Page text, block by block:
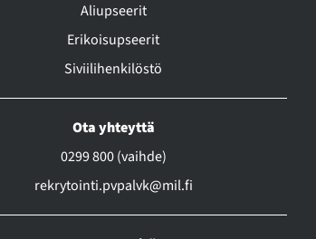
Aliupseerit
Erikoisupseerit
Siviilihenkilöstö
Ota yhteyttä
0299 800 (vaihde)
rekrytointi.pvpalvk@mil.fi